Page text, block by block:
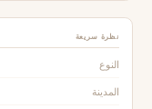
نظرة سريعة
النوع
المدينة